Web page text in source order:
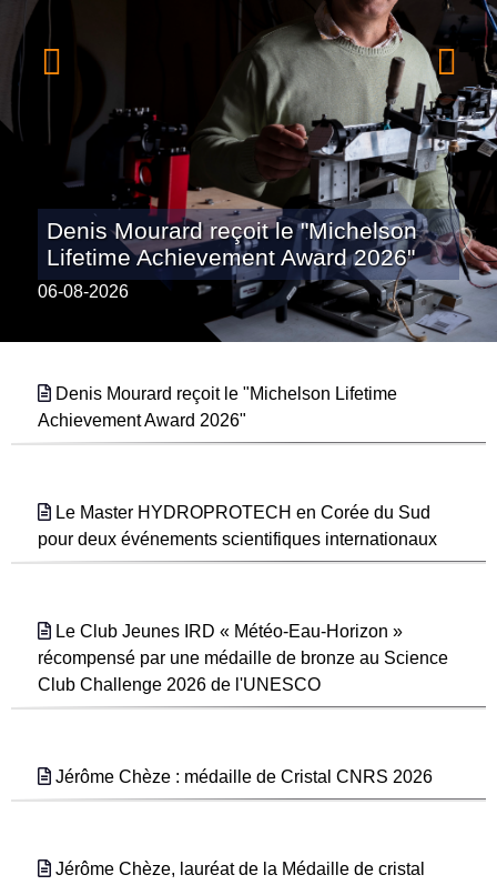
Denis Mourard reçoit le "Michelson
Lifetime Achievement Award 2026"
06-08-2026
Jérôme Chèze, lauréat de la Médaille
de cristal 2026 du CNRS.
09-07-2026
Denis Mourard reçoit le "Michelson Lifetime
Achievement Award 2026"
Le Master HYDROPROTECH en Corée du Sud
pour deux événements scientifiques internationaux
Le Club Jeunes IRD « Météo-Eau-Horizon »
récompensé par une médaille de bronze au Science
Club Challenge 2026 de l'UNESCO
Jérôme Chèze : médaille de Cristal CNRS 2026
Jérôme Chèze, lauréat de la Médaille de cristal